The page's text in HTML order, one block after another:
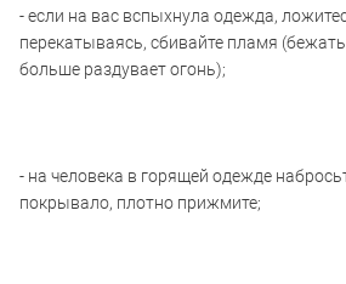
- если на вас вспыхнула одежда,
перекатываясь, сбивайте пламя
больше раздувает огонь);
- на человека в горящей одежде
покрывало, плотно прижмите;